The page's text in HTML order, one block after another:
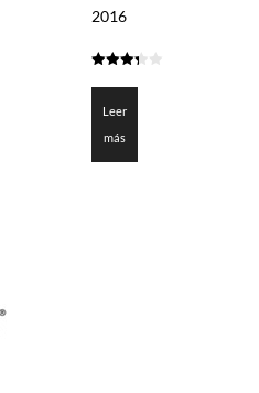
2016
de 5
Leer
más